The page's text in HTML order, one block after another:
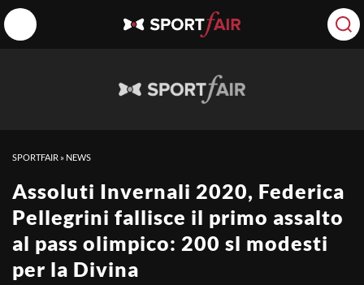
SPORTFAIR » NEWS
Assoluti Invernali 2020, Federica
Pellegrini fallisce il primo assalto
al pass olimpico: 200 sl modesti
per la Divina